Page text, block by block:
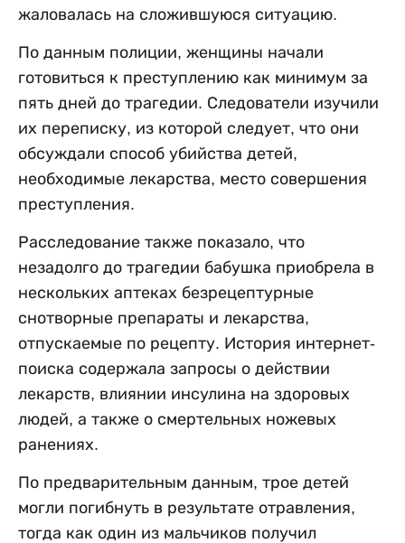
жаловалась на сложившуюся ситуацию.
По данным полиции, женщины начали
готовиться к преступлению как минимум за
пять дней до трагедии. Следователи изучили
их переписку, из которой следует, что они
обсуждали способ убийства детей,
необходимые лекарства, место совершения
преступления.
Расследование также показало, что
незадолго до трагедии бабушка приобрела в
нескольких аптеках безрецептурные
снотворные препараты и лекарства,
отпускаемые по рецепту. История интернет-
поиска содержала запросы о действии
лекарств, влиянии инсулина на здоровых
людей, а также о смертельных ножевых
ранениях.
По предварительным данным, трое детей
могли погибнуть в результате отравления,
тогда как один из мальчиков получил